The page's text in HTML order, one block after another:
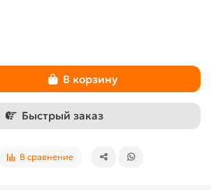
В корзину
Быстрый заказ
В сравнение